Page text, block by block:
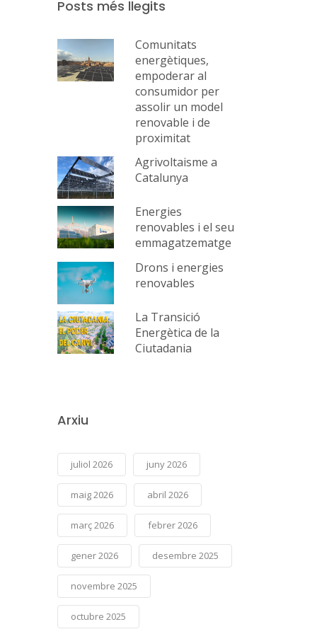
Posts més llegits
Comunitats
energètiques,
empoderar al
consumidor per
assolir un model
renovable i de
proximitat
Agrivoltaisme a
Catalunya
Energies
renovables i el seu
emmagatzematge
Drons i energies
renovables
La Transició
Energètica de la
Ciutadania
Arxiu
juliol 2026 juny 2026
maig 2026 abril 2026
març 2026 febrer 2026
gener 2026 desembre 2025
novembre 2025
octubre 2025